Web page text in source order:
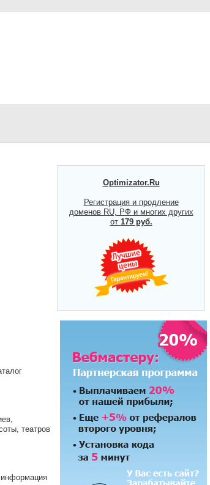
театров
Optimizator.Ru
Регистрация и продление
доменов RU, РФ и многих других
от 179 руб.